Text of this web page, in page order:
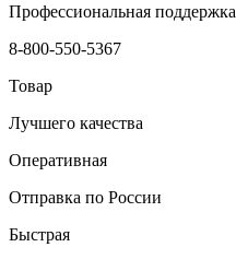
Профессиональная поддержка
8-800-550-5367
Товар
Лучшего качества
Оперативная
Отправка по России
Быстрая